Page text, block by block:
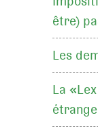
être)
Les
La